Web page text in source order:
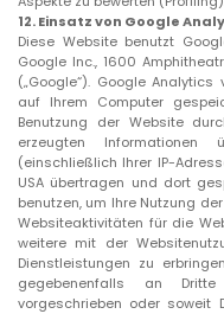
12.Einsatz von Google
Diese Website benutzt
Google Inc., 1600
(„Google“). Google Analytics
auf Ihrem Computer
Benutzung der Website
erzeugten
(einschließlich Ihrer IP-
USA übertragen und dort
benutzen, um Ihre Nutzung
Websiteaktivitäten für die
weitere mit der
Dienstleistungen zu
gegebenenfalls an
vorgeschrieben oder soweit